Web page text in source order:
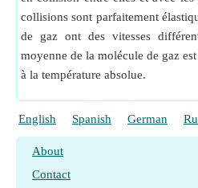
collisions sont parfaitement
de gaz ont des vitesses
moyenne de la molécule de gaz
à la température absolue.
English Spanish German
About
Contact